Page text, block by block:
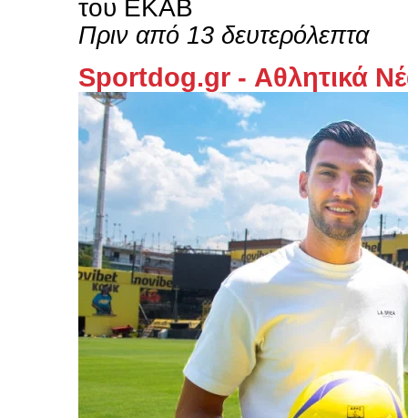
του ΕΚΑΒ
Πριν από 13 δευτερόλεπτα
Sportdog.gr - Αθλητικά